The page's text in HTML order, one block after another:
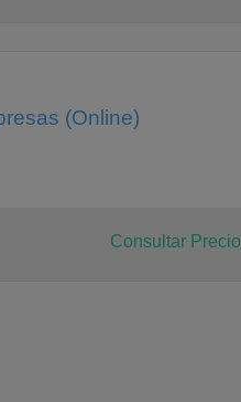
(Online)
Consultar Precio